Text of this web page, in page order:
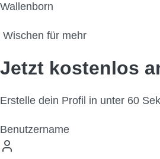
Wallenborn
Wischen für mehr
Jetzt kostenlos
Erstelle dein Profil in unter 60
Benutzername